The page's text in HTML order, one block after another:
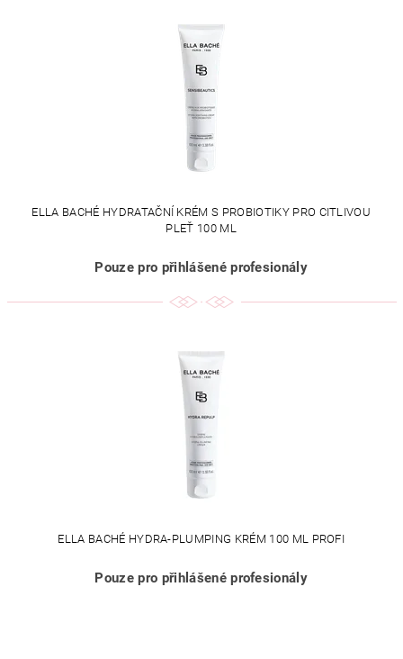
ELLA BACHÉ HYDRATAČNÍ KRÉM S PROBIOTIKY PRO CITLIVOU
PLEŤ 100 ML
Pouze pro přihlášené profesionály
ELLA BACHÉ HYDRA-PLUMPING KRÉM 100 ML PROFI
Pouze pro přihlášené profesionály